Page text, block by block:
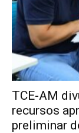
TCE-AM
recursos
preliminar